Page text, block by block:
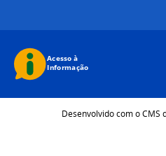
Desenvolvido com o CMS